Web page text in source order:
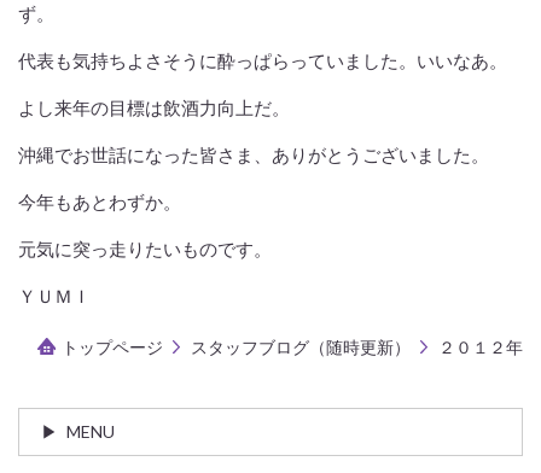
ず。
代表も気持ちよさそうに酔っぱらっていました。いいなあ。
よし来年の目標は飲酒力向上だ。
沖縄でお世話になった皆さま、ありがとうございました。
今年もあとわずか。
元気に突っ走りたいものです。
ＹＵＭＩ
トップページ スタッフブログ（随時更新） ２０１２年
MENU